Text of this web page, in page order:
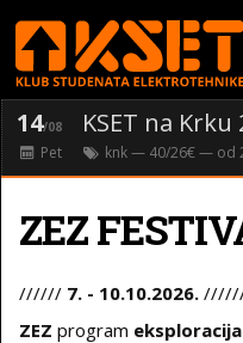
14/08 KSET na Krku
Pet knk— 40/26€ — od
ZEZ
////// 7. - 10.10.2026.
ZEZ program